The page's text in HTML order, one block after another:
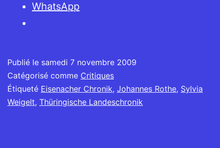
WhatsApp
Publié le samedi 7 novembre 2009
Catégorisé comme Critiques
Étiqueté Eisenacher Chronik, Johannes Rothe, Sylvia
Weigelt, Thüringische Landeschronik